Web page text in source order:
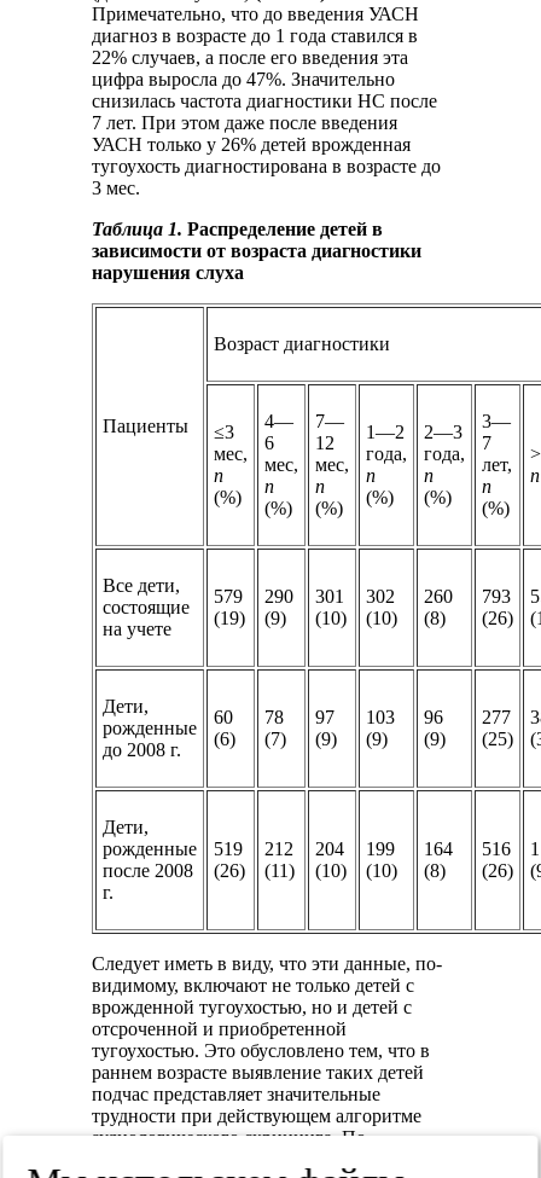
Примечательно, что до введения УАСН
диагноз в возрасте до 1 года ставился в
22% случаев, а после его введения эта
цифра выросла до 47%. Значительно
снизилась частота диагностики НС после
7 лет. При этом даже после введения
УАСН только у 26% детей врожденная
тугоухость диагностирована в возрасте до
3 мес.
Таблица 1. Распределение детей в
зависимости от возраста диагностики
нарушения слуха
Пациенты
Возраст диагностики
≤3
мес,
n
(%)
4—
6
мес,
n
(%)
7—
12
мес,
n
(%)
1—2
года,
n
(%)
2—3
года,
n
(%)
3—
7
лет,
n
(%)
n
Все дети,
состоящие
на учете
579
(19)
290
(9)
301
(10)
302
(10)
260
(8)
793
(26)
Дети,
рожденные
до 2008 г.
60
(6)
78
(7)
97
(9)
103
(9)
96
(9)
277
(25)
Дети,
рожденные
после 2008
г.
519
(26)
212
(11)
204
(10)
199
(10)
164
(8)
516
(26)
Следует иметь в виду, что эти данные, по-
видимому, включают не только детей с
врожденной тугоухостью, но и детей с
отсроченной и приобретенной
тугоухостью. Это обусловлено тем, что в
раннем возрасте выявление таких детей
подчас представляет значительные
трудности при действующем алгоритме
аудиологического скрининга. По